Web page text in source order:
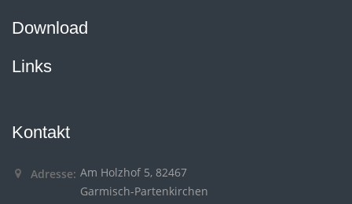
Download
Links
Kontakt
Adresse: Am Holzhof 5, 82467
Garmisch-Partenkirchen